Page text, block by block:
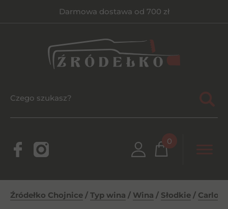
Darmowa dostawa od 700 zł
0
Źródełko Chojnice / Typ wina / Wina / Słodkie / Carlo